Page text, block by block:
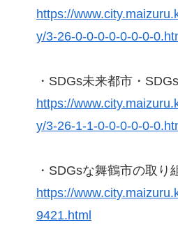
https://
y/3-26-0-0-0-0-0-0-0-
・SDGs未来都市・
https://
y/3-26-1-1-0-0-0-0-0-
・SDGsな舞鶴市の取り
https://
9421.html